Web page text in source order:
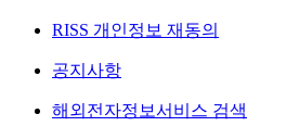
RISS 개인정보 재동의
공지사항
해외전자정보서비스 검색